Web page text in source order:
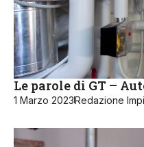
Le parole di GT –
1 Marzo 2023Redazione